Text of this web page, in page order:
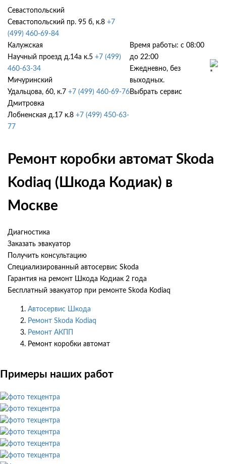
Севастопольский
Севастопольский пр. 95 б, к.8 +7
(499) 460-69-84
Калужская
Научный проезд д.14а к.5 +7 (499)
460-63-34
Мичуринский
Удальцова, 60, к.7 +7 (499) 460-69-76
Дмитровка
Лобненская д.17 к.8 +7 (499) 450-63-
77
Время работы: с 08:00
до 22:00
Ежедневно, без
выходных.
Выбрать сервис
Ремонт коробки автомат Skoda
Kodiaq (Шкода Кодиак) в
Москве
Диагностика
Заказать эвакуатор
Получить консультацию
Специализированный автосервис Skoda
Гарантия на ремонт Шкода Кодиак 2 года
Бесплатный эвакуатор при ремонте Skoda Kodiaq
Автосервис Шкода
Ремонт Skoda Kodiaq
Ремонт АКПП
Ремонт коробки автомат
Примеры наших работ